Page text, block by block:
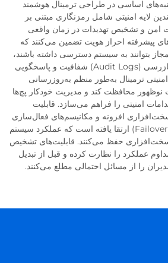
اساسی در طراحی ترمینال هوشمند
لایه امنیتی شامل رمزنگاری مبتنی بر
امن و تشخیص تهدیدات در زمان واقعی
پیشرفته احراز هویت تضمین می‌کنند که
بتوانند به سیستم دسترسی داشته باشند،
در حالی که سوابق دقیق بازرسی (Audit Logs) شفافیت و پاسخگویی
ترمینال به‌طور منظم به‌روزرسانی
نوظهور محافظت کند و مدیریت خودکار پچ‌ها
امنیتی را فراهم می‌سازد. قابلیت
افزونه و مکانیسم‌های فعال‌سازی
خودکار در صورت خرابی (Failover) ارتقا یافته است که عملکرد سیستم
حفظ می‌کنند. قابلیت‌های تشخیص
عملکرد را نظارت کرده و قبل از تبدیل
را از مسائل احتمالی مطلع می‌کنند.